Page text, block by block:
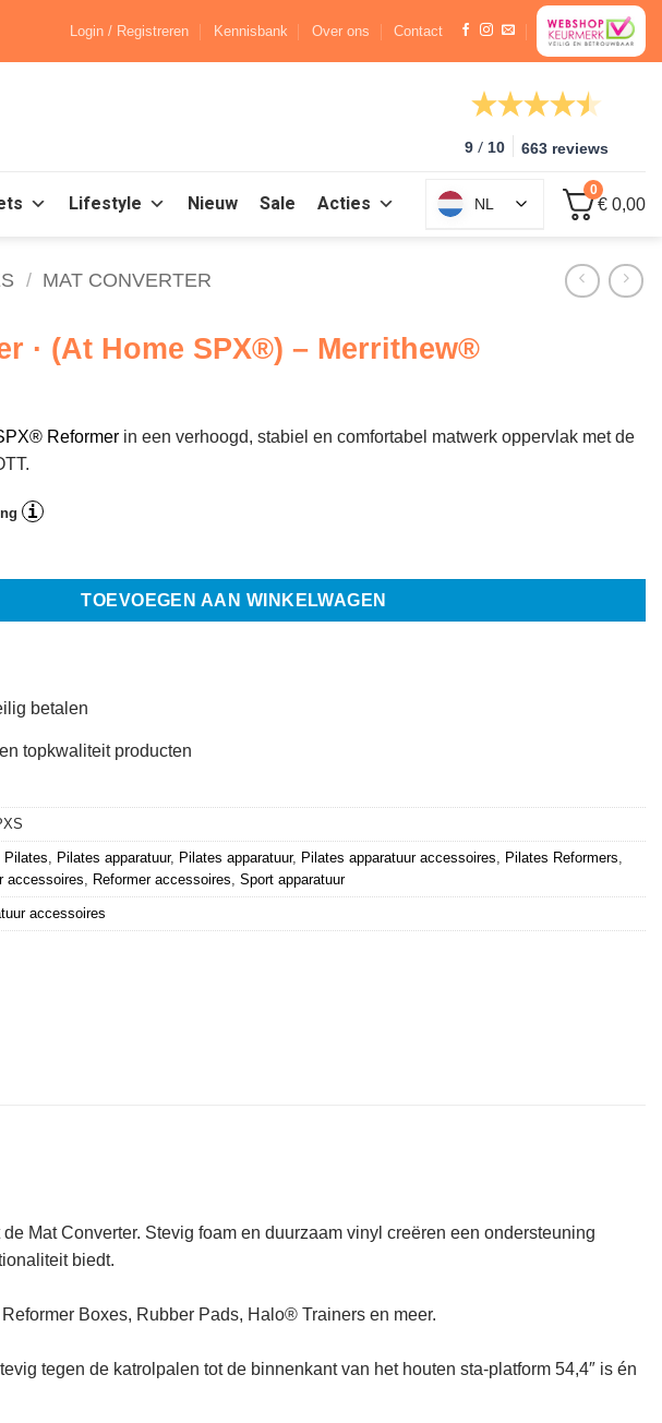
Login / Registreren Kennisbank Over ons Contact
9 / 10 663 reviews
Lifestyle Nieuw Sale Acties NL
0
€ 0,00
/ MAT CONVERTER
· (At Home SPX®) – Merrithew®
Reformer in een verhoogd, stabiel en comfortabel matwerk oppervlak met de
i
SPX®) - Merrithew® aantal
TOEVOEGEN AAN WINKELWAGEN
betalen
topkwaliteit producten
Pilates, Pilates apparatuur, Pilates apparatuur, Pilates apparatuur accessoires, Pilates Reformers,
accessoires, Reformer accessoires, Sport apparatuur
accessoires
Mat Converter. Stevig foam en duurzaam vinyl creëren een ondersteuning
biedt.
Boxes, Rubber Pads, Halo® Trainers en meer.
tegen de katrolpalen tot de binnenkant van het houten sta-platform 54,4″ is én